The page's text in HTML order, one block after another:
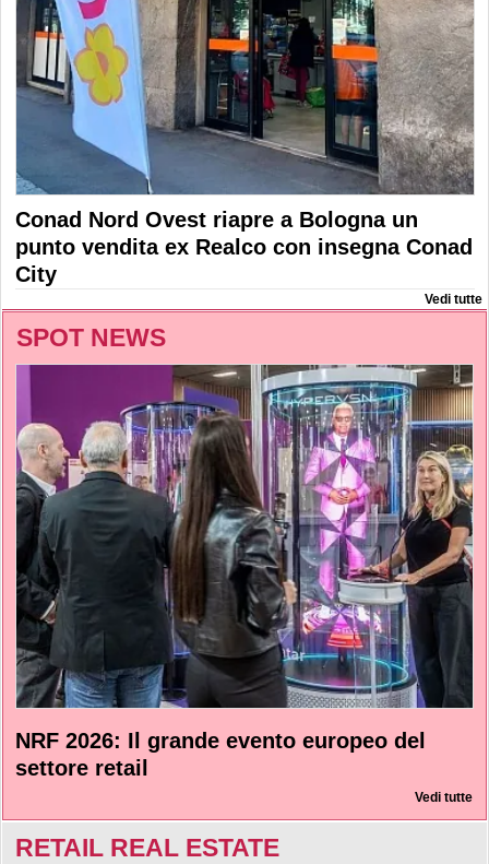
Conad Nord Ovest riapre a Bologna un
punto vendita ex Realco con insegna Conad
City
Vedi tutte
SPOT NEWS
NRF 2026: Il grande evento europeo del
settore retail
Vedi tutte
RETAIL REAL ESTATE